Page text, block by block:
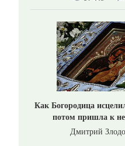
Как Богородица
потом пришла к
Дмитрий